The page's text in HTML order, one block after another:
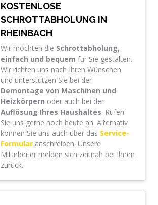
KOSTENLOSE
SCHROTTABHOLUNG IN
RHEINBACH
Wir möchten die Schrottabholung,
einfach und bequem für Sie gestalten.
Wir richten uns nach Ihren Wünschen
und unterstützen Sie bei der
Demontage von Maschinen und
Heizkörpern oder auch bei der
Auflösung Ihres Haushaltes. Rufen
Sie uns gerne noch heute an. Alternativ
können Sie uns auch über das Service-
Formular anschreiben. Unsere
Mitarbeiter melden sich zeitnah bei Ihnen
zurück.